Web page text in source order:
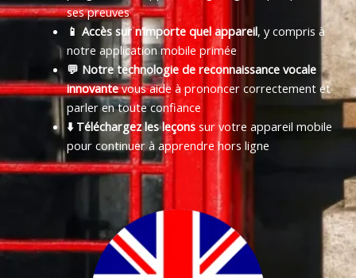
ses preuves
📱 Accès sur n’importe quel appareil, y compris à
notre application mobile primée
💬 Notre technologie de reconnaissance vocale
innovantevous aide à prononcer correctement et
parler en toute confiance
⬇️ Téléchargez les leçonssur votre appareil mobile
pour continuer à apprendre hors ligne